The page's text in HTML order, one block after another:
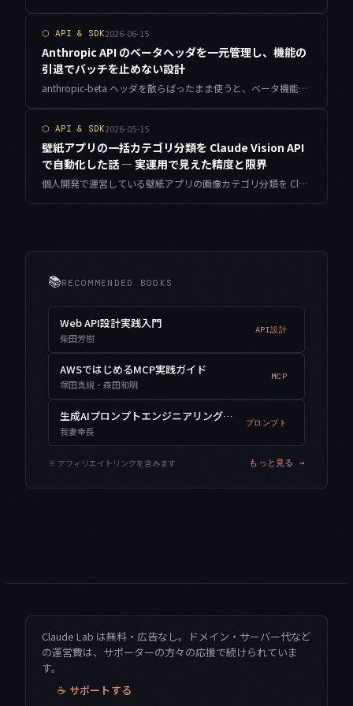
⬡ API & SDK2026-06-15
Anthropic API のベータヘッダを一元管理し、機能の
引退でバッチを止めない設計
anthropic-beta ヘッダを散らばったまま使うと、ベータ機能の引退や GA 昇格でバッチ全体が 400 で落ちます。ケイパビリティ登録簿と起動時プリフライトで、機能の世代交代に耐える小さな抽象化を実装します。
⬡ API & SDK2026-05-15
壁紙アプリの一括カテゴリ分類を Claude Vision API
で自動化した話 — 実運用で見えた精度と限界
個人開発で運営している壁紙アプリの画像カテゴリ分類を Claude Vision API で自動化した実体験。精度・コスト・途中で落ちても再開できるバッチ設計まで正直に記録します。
📚RECOMMENDED BOOKS
Web API設計実践入門
柴田芳樹
API設計
AWSではじめるMCP実践ガイド
塚田真規・森田和明
MCP
生成AIプロンプトエンジニアリング入門
我妻幸長
プロンプト
※ アフィリエイトリンクを含みます もっと見る →
Claude Lab は無料・広告なし。ドメイン・サーバー代など
の運営費は、サポーターの方々の応援で続けられていま
す。
☕ サポートする